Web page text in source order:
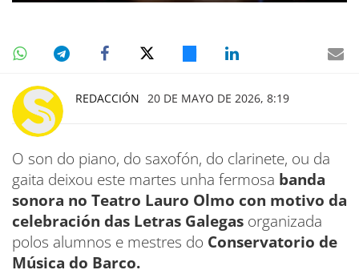
REDACCIÓN 20 DE MAYO DE 2026, 8:19
O son do piano, do saxofón, do clarinete, ou da
gaita deixou este martes unha fermosa banda
sonora no Teatro Lauro Olmo con motivo da
celebración das Letras Galegas organizada
polos alumnos e mestres do Conservatorio de
Música do Barco.